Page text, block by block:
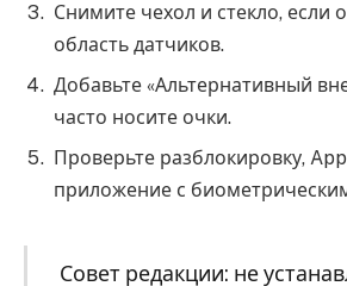
Снимите чехол и стекло, если
область датчиков.
Добавьте «Альтернативный
часто носите очки.
Проверьте разблокировку,
приложение с
Совет редакции: не